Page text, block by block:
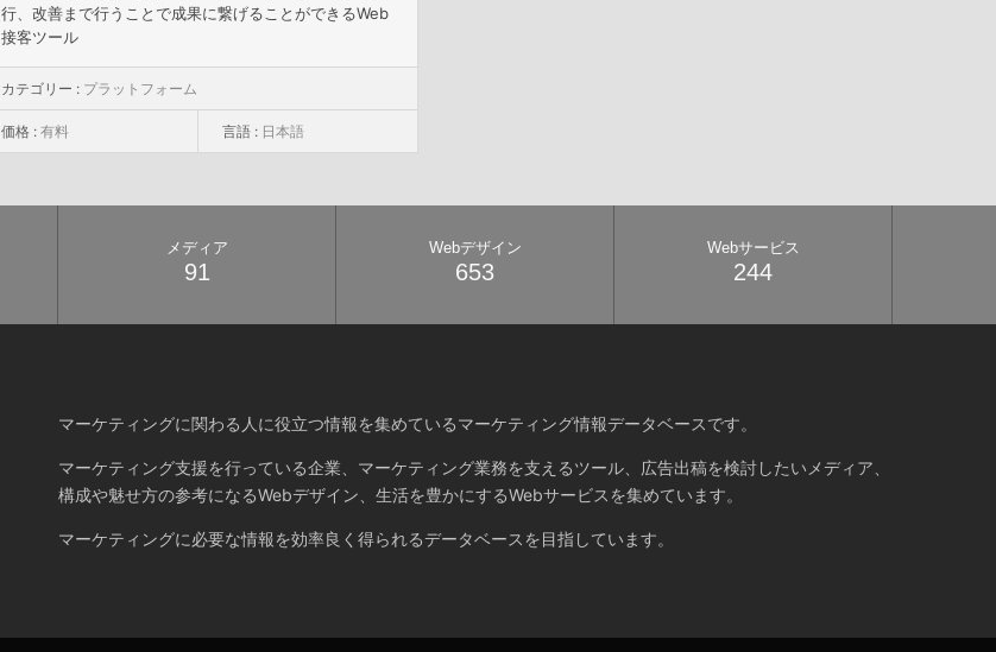
行、改善まで行うことで成果に繋げることができるWeb
接客ツール
カテゴリー : プラットフォーム
価格 : 有料 言語 : 日本語
メディア
91
Webデザイン
653
Webサービス
244
マーケティングに関わる人に役立つ情報を集めているマーケティング情報データベースです。
マーケティング支援を行っている企業、マーケティング業務を支えるツール、広告出稿を検討したいメディア、
構成や魅せ方の参考になるWebデザイン、生活を豊かにするWebサービスを集めています。
マーケティングに必要な情報を効率良く得られるデータベースを目指しています。